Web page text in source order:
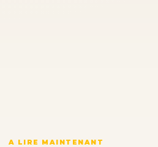
A LIRE MAINTENANT